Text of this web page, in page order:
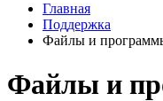
Главная
Поддержка
Файлы и
Файлы и